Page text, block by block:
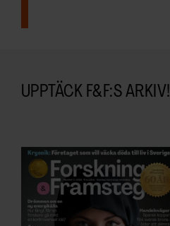
UPPTÄCK F&F:S ARKIV!